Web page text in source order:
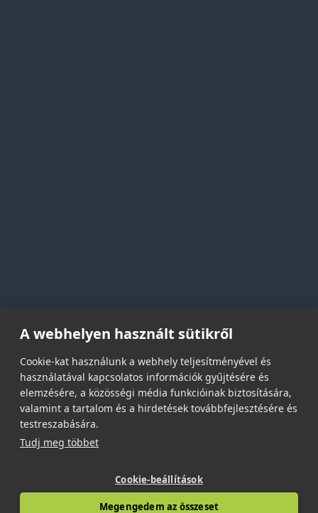
A webhelyen használt sütikről
Cookie-kat használunk a webhely teljesítményével és
használatával kapcsolatos információk gyűjtésére és
elemzésére, a közösségi média funkcióinak biztosítására,
valamint a tartalom és a hirdetések továbbfejlesztésére és
testreszabására.
Tudj meg többet
Cookie-beállítások
Megengedem az összeset
Email címed:
elfogadom az adatvédelmi szabályzatot
© 2026 | Minden jog fenntartva!